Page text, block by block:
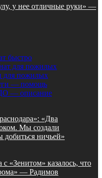
у нее отличные руки» —
быстро
для пожилых
для пожилых
— помощь
— описание
«Два
Мы создали
добиться ничьей»
«Зенитом» казалось, что
— Радимов